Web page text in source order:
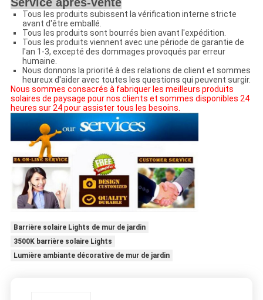
Tous les produits subissent la vérification interne stricte
avant d'être emballé.
Tous les produits sont bourrés bien avant l'expédition.
Tous les produits viennent avec une période de garantie de
l'an 1-3, excepté des dommages provoqués par erreur
humaine.
Nous donnons la priorité à des relations de client et sommes
heureux d'aider avec toutes les questions qui peuvent surgir.
Nous sommes consacrés à fabriquer les meilleurs produits
solaires de paysage pour nos clients et sommes disponibles 24
heures sur 24 pour assister tous les besoins.
Barrière solaire Lights de mur de jardin
3500K barrière solaire Lights
Lumière ambiante décorative de mur de jardin